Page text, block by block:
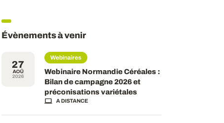
Évènements à venir
27
AOÛ
2026
Webinaires
Webinaire Normandie Céréales :
Bilan de campagne 2026 et
préconisations variétales
A DISTANCE